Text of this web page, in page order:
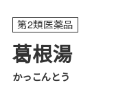
第2類医薬品
葛根湯
かっこんとう